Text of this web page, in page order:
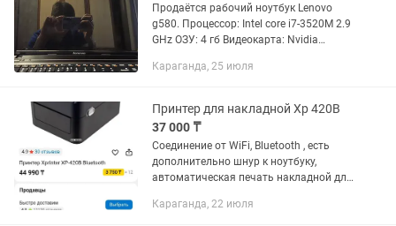
Продаётся рабочий ноутбук Lenovo
g580. Процессор: Intel core i7-3520M 2.9
GHz ОЗУ: 4 гб Видеокарта: Nvidia
комплекте только зарядка к нему.
Караганда, 25 июля
Принтер для накладной Xp 420B
37 000 ₸
Соединение от WiFi, Bluetooth , есть
дополнительно шнур к ноутбуку,
автоматическая печать накладной для
принтеру приложу ленту
Караганда, 22 июля